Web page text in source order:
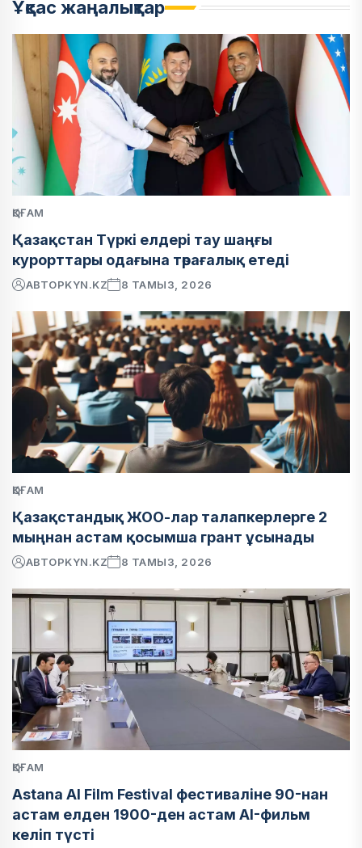
Ұқсас жаңалықтар
ҚОҒАМ
Қазақстан Түркі елдері тау шаңғы
курорттары одағына төрағалық етеді
АВТОРKYN.KZ 8 ТАМЫЗ, 2026
ҚОҒАМ
Қазақстандық ЖОО-лар талапкерлерге 2
мыңнан астам қосымша грант ұсынады
АВТОРKYN.KZ 8 ТАМЫЗ, 2026
ҚОҒАМ
Astana AI Film Festival фестиваліне 90-нан
астам елден 1900-ден астам AI-фильм
келіп түсті